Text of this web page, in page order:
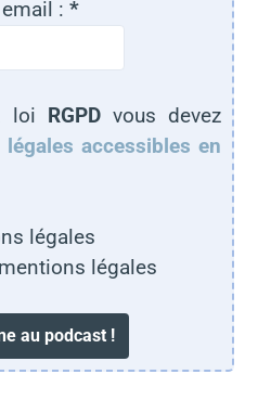
: *
loi RGPDvous devez
légales accessibles en
légales
légales